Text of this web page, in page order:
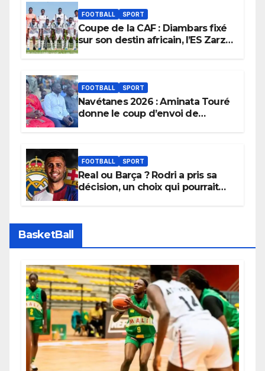
FOOTBALL SPORT
Coupe de la CAF : Diambars fixé
sur son destin africain, l’ES Zarzis
FOOTBALL SPORT
Navétanes 2026 : Aminata Touré
donne le coup d’envoi de
apaisées.
FOOTBALL SPORT
Real ou Barça ? Rodri a pris sa
décision, un choix qui pourrait
BasketBall